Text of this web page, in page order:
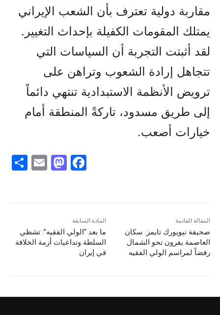
مقاربة دولية تعترف بأن الشعب الإيراني
يمتلك المقومات الكفيلة بإحداث التغيير.
لقد أثبتت التجربة أن السياسات التي
تتجاهل إرادة الشعوب وتراهن على
ترويض الأنظمة الاستبدادية تنتهي دائماً
إلى طريق مسدود، تاركةً المنطقة أمام
خيارات أصعب.
F
b
o
M
d
o
E
المادة السابقة
ما بعد “الولي الفقيه”: تشظي
السلطة وتداعيات أزمة الخلافة
في إيران
المقالة القادمة
صحيفة نيويورك تايمز: سكان
العاصمة يفرون نحو الشمال
رفضاً لمراسم الولي الفقيه